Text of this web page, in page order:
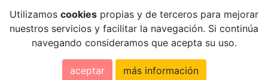
Utilizamos cookies propias y de terceros para mejorar
nuestros servicios y facilitar la navegación. Si continúa
navegando consideramos que acepta su uso.
aceptar más información